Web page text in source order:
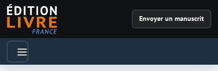
Envoyer un manuscrit